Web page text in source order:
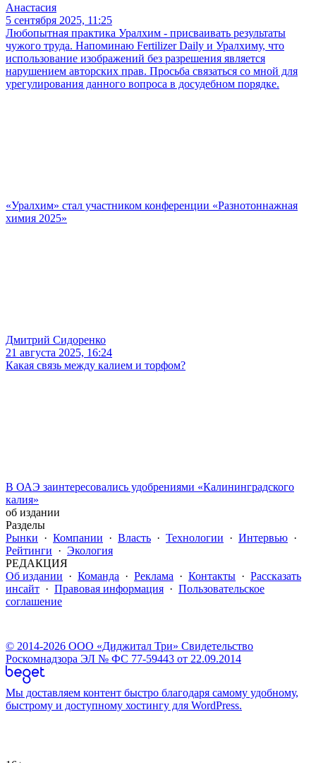
Анастасия
5 сентября 2025, 11:25
Любопытная практика Уралхим - присваивать результаты
чужого труда. Напоминаю Fertilizer Daily и Уралхиму, что
использование изображений без разрешения является
нарушением авторских прав. Просьба связаться со мной для
урегулирования данного вопроса в досудебном порядке.
«Уралхим» стал участником конференции «Разнотоннажная
химия 2025»
Дмитрий Сидоренко
21 августа 2025, 16:24
Какая связь между калием и торфом?
В ОАЭ заинтересовались удобрениями «Калининградского
калия»
об издании
Разделы
Рынки · Компании · Власть · Технологии · Интервью ·
Рейтинги · Экология
РЕДАКЦИЯ
Об издании · Команда · Реклама · Контакты · Рассказать
инсайт · Правовая информация · Пользовательское
соглашение
© 2014-2026 ООО «Диджитал Три» Свидетельство
Роскомнадзора ЭЛ № ФС 77-59443 от 22.09.2014
Мы доставляем контент быстро благодаря самому удобному,
быстрому и доступному хостингу для WordPress.